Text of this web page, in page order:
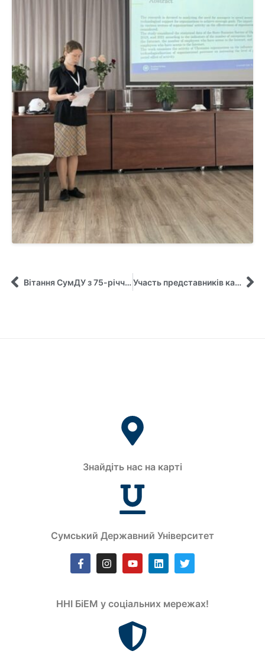
Вітання СумДУ з 75-річчям від Аліни Познанської Участь представників кафедри управління у Tech Summer for Teachers Bootcamp – 2023
Знайдіть нас на карті
Сумський Державний Університет
ННІ БіЕМ у соціальних мережах!